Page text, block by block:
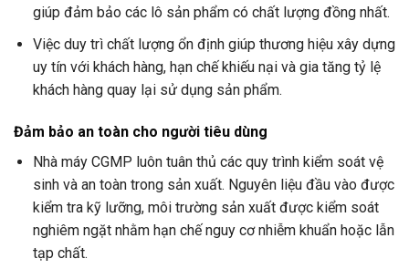
giúp đảm bảo các lô sản phẩm có chất lượng đồng nhất.
Việc duy trì chất lượng ổn định giúp thương hiệu xây dựng
uy tín với khách hàng, hạn chế khiếu nại và gia tăng tỷ lệ
khách hàng quay lại sử dụng sản phẩm.
Đảm bảo an toàn cho người tiêu dùng
Nhà máy CGMP luôn tuân thủ các quy trình kiểm soát vệ
sinh và an toàn trong sản xuất. Nguyên liệu đầu vào được
kiểm tra kỹ lưỡng, môi trường sản xuất được kiểm soát
nghiêm ngặt nhằm hạn chế nguy cơ nhiễm khuẩn hoặc lẫn
tạp chất.